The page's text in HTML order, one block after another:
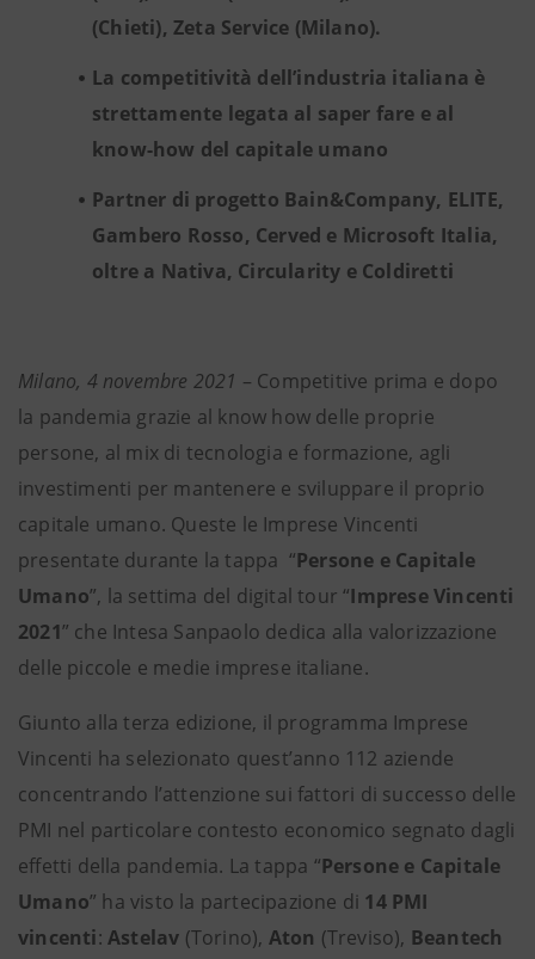
(Chieti), Zeta Service (Milano).
La competitività dell’industria italiana è
strettamente legata al saper fare e al
know-how del capitale umano
Partner di progetto Bain&Company, ELITE,
Gambero Rosso, Cerved e Microsoft Italia,
oltre a Nativa, Circularity e Coldiretti
Milano, 4 novembre 2021 – Competitive prima e dopo
la pandemia grazie al know how delle proprie
persone, al mix di tecnologia e formazione, agli
investimenti per mantenere e sviluppare il proprio
capitale umano. Queste le Imprese Vincenti
presentate durante la tappa “Persone e Capitale
Umano”, la settima del digital tour “Imprese Vincenti
2021” che Intesa Sanpaolo dedica alla valorizzazione
delle piccole e medie imprese italiane.
Giunto alla terza edizione, il programma Imprese
Vincenti ha selezionato quest’anno 112 aziende
concentrando l’attenzione sui fattori di successo delle
PMI nel particolare contesto economico segnato dagli
effetti della pandemia. La tappa “Persone e Capitale
Umano” ha visto la partecipazione di 14 PMI
vincenti:Astelav (Torino), Aton (Treviso), Beantech